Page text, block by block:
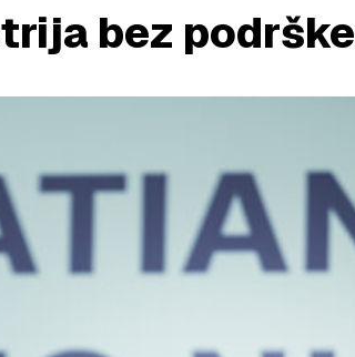
SPORT
PLOVILA
SPIZA
VELIKE PRIČE
PRETPLATA
bez podrške